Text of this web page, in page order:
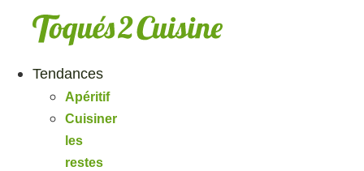
Tendances
Apéritif
Cuisiner
les
restes